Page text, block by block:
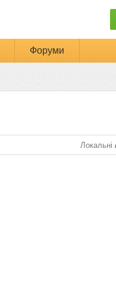
Форуми
Локальні